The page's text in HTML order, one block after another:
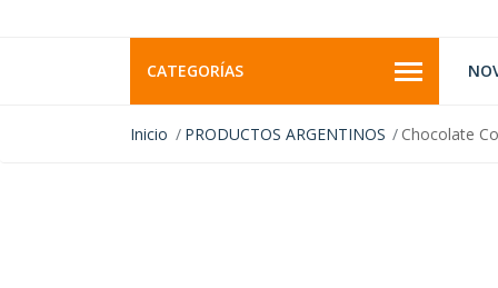
CATEGORÍAS
Inicio PRODUCTOS ARGENTINOS Chocolate